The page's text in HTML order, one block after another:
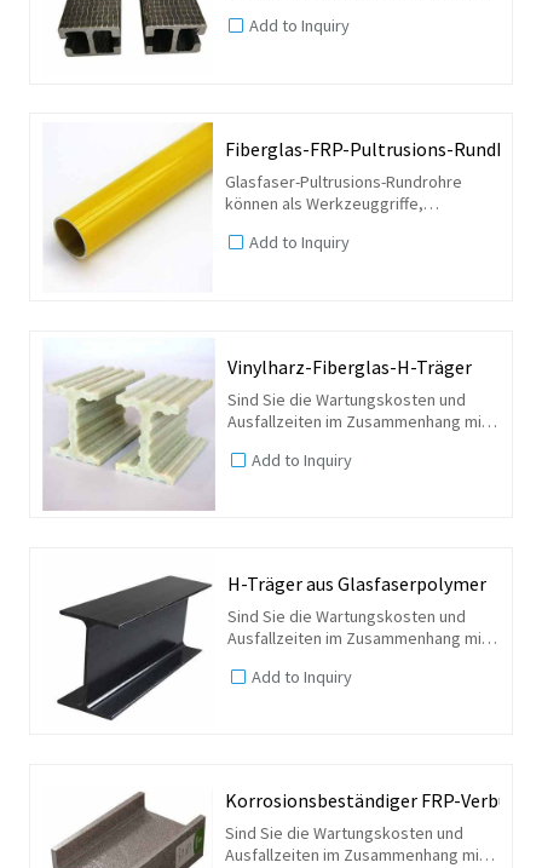
wäre, wenn wir Ihnen sagen würden,
Add to Inquiry
Fiberglas-FRP-Pultrusions-
Glasfaser-Pultrusions-Rundrohre
können als Werkzeuggriffe,
werden. Der Durchmesser und die
Add to Inquiry
Vinylharz-Fiberglas-H-Träger
Sind Sie die Wartungskosten und
Ausfallzeiten im Zusammenhang mit
wäre, wenn wir Ihnen sagen würden,
Add to Inquiry
H-Träger aus Glasfaserpolymer
Sind Sie die Wartungskosten und
Ausfallzeiten im Zusammenhang mit
wäre, wenn wir Ihnen sagen würden,
Add to Inquiry
Korrosionsbeständiger FRP-
Sind Sie die Wartungskosten und
Ausfallzeiten im Zusammenhang mit